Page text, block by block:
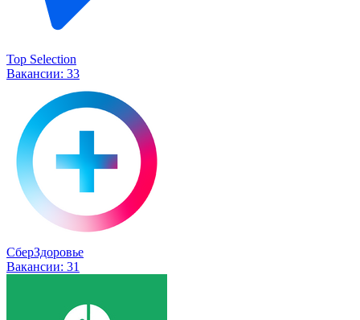
Top Selection
Вакансии: 33
СберЗдоровье
Вакансии: 31